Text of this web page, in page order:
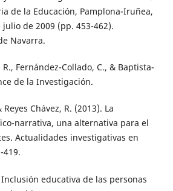
de la Educación, Pamplona-Iruñea,
de 2009 (pp. 453-462).
Navarra.
Fernández-Collado, C., & Baptista-
de la Investigación.
Chávez, R. (2013). La
narrativa, una alternativa para el
Actualidades investigativas en
419.
educativa de las personas